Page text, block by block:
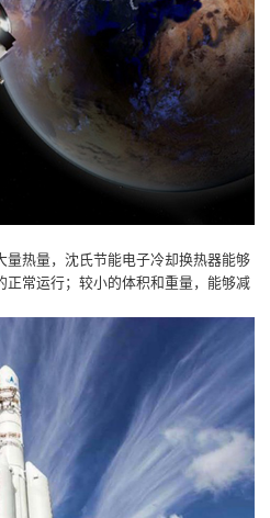
量热量，沈氏节能电子冷却换热器能够
正常运行；较小的体积和重量，能够减